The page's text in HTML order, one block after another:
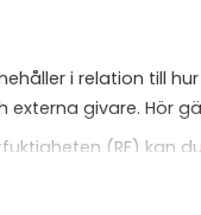
i relation till
givare. Hör
(RF) kan